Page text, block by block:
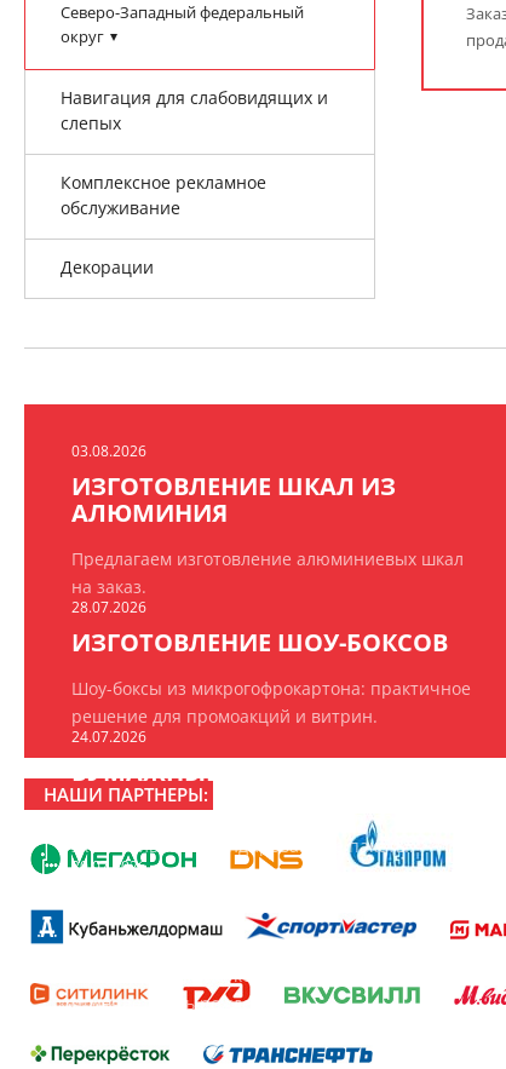
Северо-Западный федеральный
округ
Навигация для слабовидящих и
слепых
Комплексное рекламное
обслуживание
Декорации
03.08.2026
ИЗГОТОВЛЕНИЕ ШКАЛ ИЗ
АЛЮМИНИЯ
Предлагаем изготовление алюминиевых шкал
на заказ.
28.07.2026
ИЗГОТОВЛЕНИЕ ШОУ-БОКСОВ
Шоу-боксы из микрогофрокартона: практичное
решение для промоакций и витрин.
24.07.2026
БУМАЖНЫЕ ПАКЕТЫ НА ЗАКАЗ
ООО «РПК «БрендПринт» изготавливает
эксклюзивные брендированные пакеты.
20.07.2026
16 лет создаём то, что замечают: рекламно-
производственная компания «БрендПринт»
отмечает день рождения.
НАШИ ПАРТНЕРЫ: